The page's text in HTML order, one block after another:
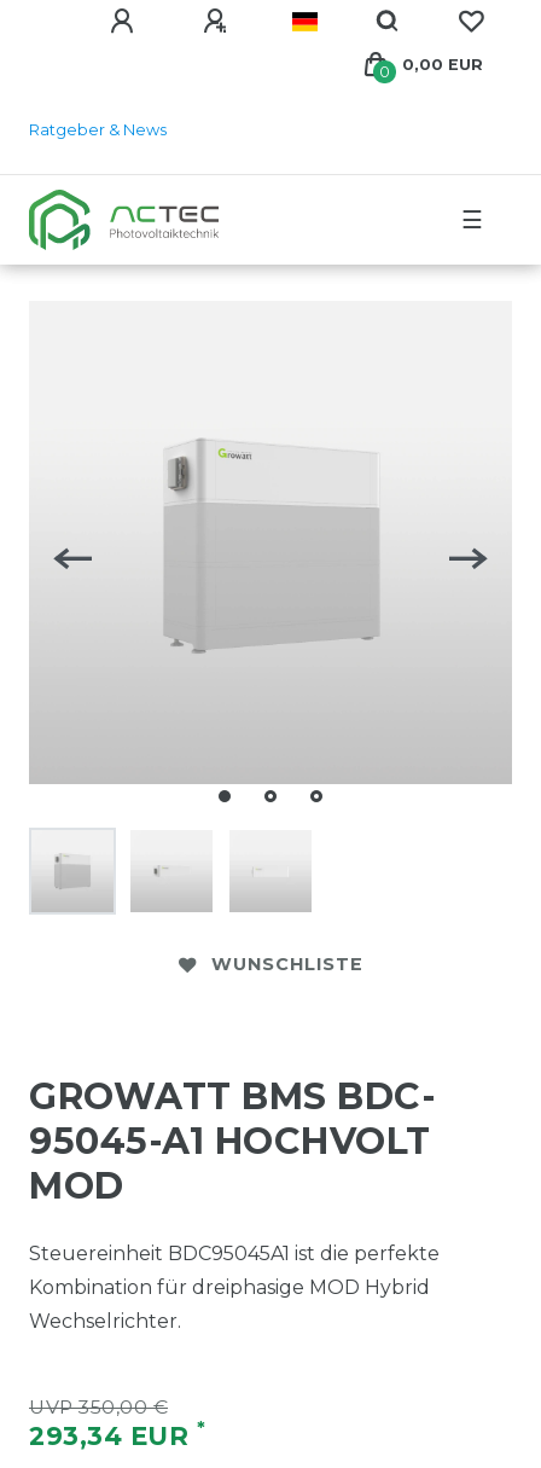
Ratgeber & News
0 0,00 EUR
☰
WUNSCHLISTE
GROWATT BMS BDC-
95045-A1 HOCHVOLT
MOD
Steuereinheit BDC95045A1 ist die perfekte
Kombination für dreiphasige MOD Hybrid
Wechselrichter.
UVP 350,00 €
293,34 EUR *